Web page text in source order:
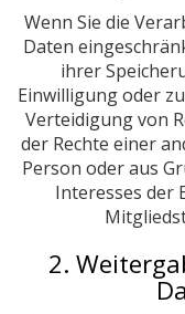
Wenn Sie die
Daten
ihrer
Einwilligung oder
Verteidigung von
der Rechte einer
Person oder aus
Interesses der
2.